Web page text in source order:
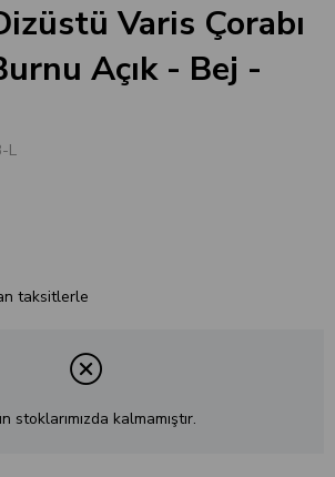
Varis Çorabı
Açık - Bej -
L
taksitlerle
stoklarımızda kalmamıştır.